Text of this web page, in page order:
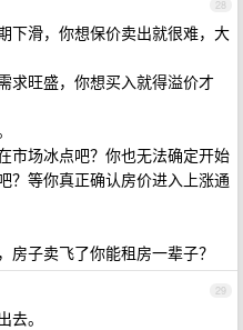
28
下滑，你想保价卖出就很难，大
求旺盛，你想买入就得溢价才
市场冰点吧？你也无法确定开始
？等你真正确认房价进入上涨通
房子卖飞了你能租房一辈子？
29
。